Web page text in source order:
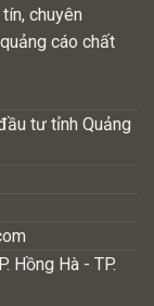
chuyên
cáo chất
tư tỉnh Quảng
Hồng Hà - TP.